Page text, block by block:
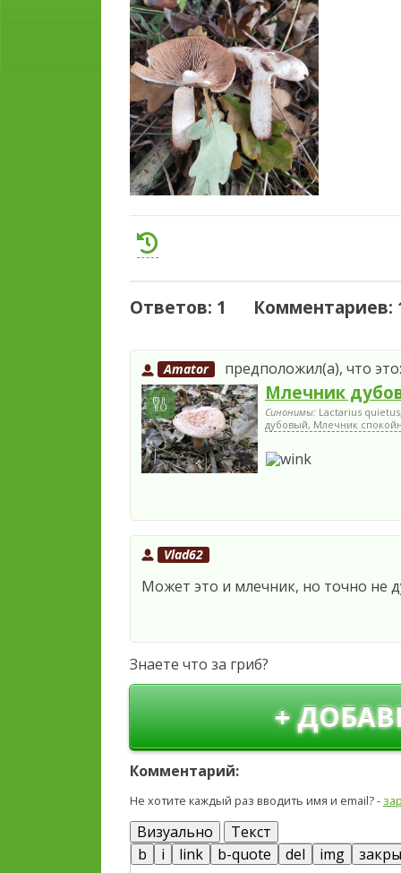
Ответов: 1 Комментариев:
Amator предположил(а), что это:
Млечник
Синонимы: Lactarius
дубовый, Млечник
Vlad62
Может это и млечник, но точно не
Знаете что за гриб?
+
Комментарий:
Не хотите каждый раз вводить имя и email? -
Визуально Текст